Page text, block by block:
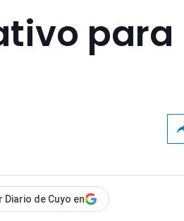
para
Diario de Cuyo en